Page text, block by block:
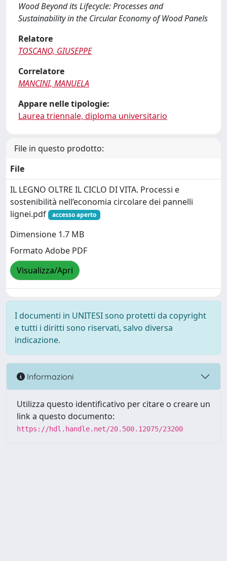
Wood Beyond its Lifecycle: Processes and
Sustainability in the Circular Economy of Wood Panels
Relatore
TOSCANO, GIUSEPPE
Correlatore
MANCINI, MANUELA
Appare nelle tipologie:
Laurea triennale, diploma universitario
File in questo prodotto:
File
IL LEGNO OLTRE IL CICLO DI VITA. Processi e
sostenibilità nell’economia circolare dei pannelli
lignei.pdf
accesso aperto
Dimensione 1.7 MB
Formato Adobe PDF
Visualizza/Apri
I documenti in UNITESI sono protetti da copyright
e tutti i diritti sono riservati, salvo diversa
indicazione.
Informazioni
Utilizza questo identificativo per citare o creare un
link a questo documento:
https://hdl.handle.net/20.500.12075/23200